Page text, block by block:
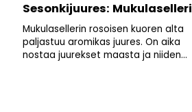
Sesonkijuures: Mukulaselleri
Mukulasellerin rosoisen kuoren alta
paljastuu aromikas juures. On aika
nostaa juurekset maasta ja niiden...